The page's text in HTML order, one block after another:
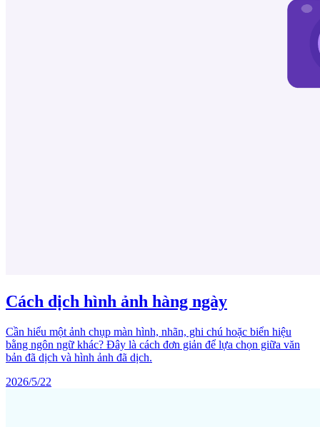
Cách dịch hình ảnh hàng ngày
Cần hiểu một ảnh chụp màn hình, nhãn, ghi chú hoặc biển hiệu
bằng ngôn ngữ khác? Đây là cách đơn giản để lựa chọn giữa văn
bản đã dịch và hình ảnh đã dịch.
2026/5/22